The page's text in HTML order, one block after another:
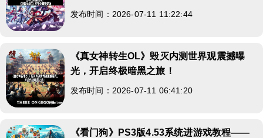
发布时间：2026-07-11 11:22:44
《真女神转生OL》毁灭内测世界观震撼曝
光，开启终极暗黑之旅！
发布时间：2026-07-11 06:41:20
《看门狗》PS3版4.53系统进游戏教程——